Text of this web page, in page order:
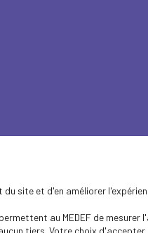
site et d'en améliorer
au MEDEF de
tiers. Votre choix